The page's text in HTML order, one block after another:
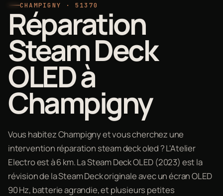
CHAMPIGNY · 51370
Réparation
Steam Deck
OLED à
Champigny
Vous habitez Champigny et vous cherchez une
intervention réparation steam deck oled ? L'Atelier
Electro est à 6 km. La Steam Deck OLED (2023) est la
révision de la Steam Deck originale avec un écran OLED
90 Hz, batterie agrandie, et plusieurs petites